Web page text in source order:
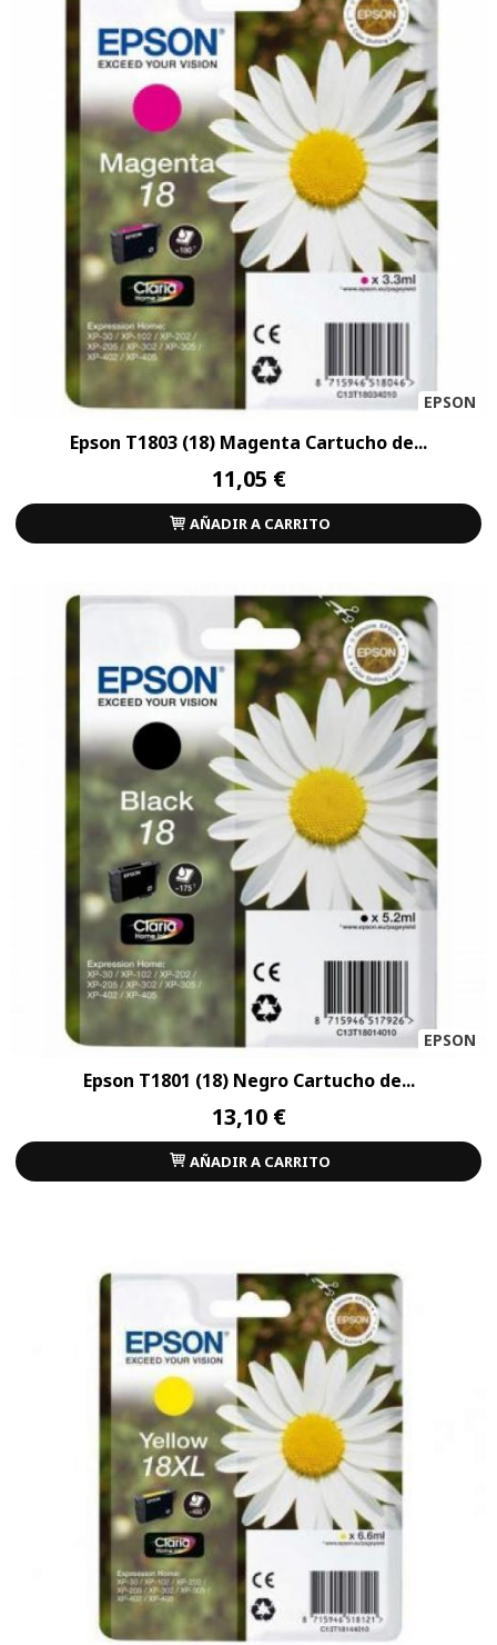
EPSON
Epson T1803 (18) Magenta Cartucho de...
11,05 €
AÑADIR A CARRITO
EPSON
Epson T1801 (18) Negro Cartucho de...
13,10 €
AÑADIR A CARRITO